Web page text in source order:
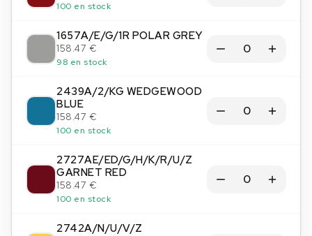
100 en stock
1657A/E/G/1R POLAR GREY
158.47 €
98 en stock
2439A/2/KG WEDGEWOOD
BLUE
158.47 €
100 en stock
2727AE/ED/G/H/K/R/U/Z
GARNET RED
158.47 €
100 en stock
2742A/N/U/V/Z